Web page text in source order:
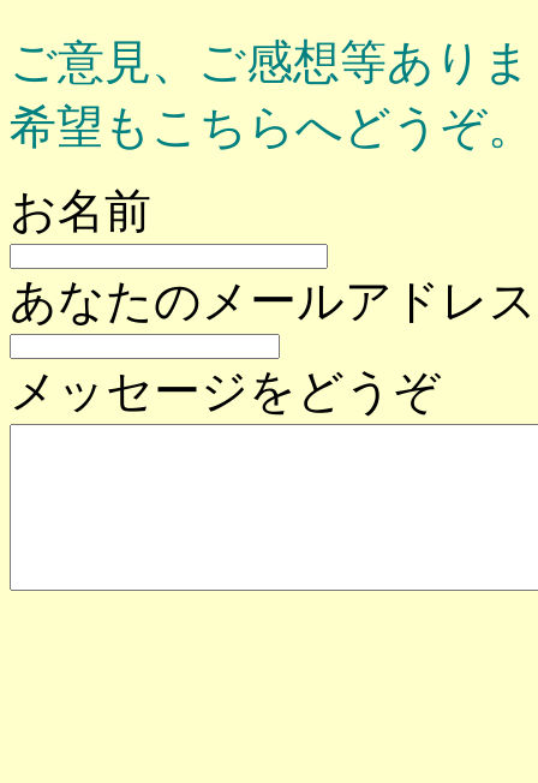
ご意見、ご感想等あり
希望もこちらへどうぞ。
お名前
あなたのメールアドレス
メッセージをどうぞ